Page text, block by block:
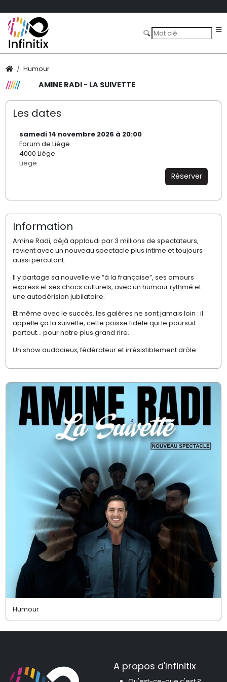
Humour
AMINE RADI - LA SUIVETTE
Les dates
samedi 14 novembre 2026 à 20:00
Forum de Liège
4000 Liège
Liège
Réserver
Information
Amine Radi, déjà applaudi par 3 millions de spectateurs,
revient avec un nouveau spectacle plus intime et toujours
aussi percutant.
Il y partage sa nouvelle vie “à la française”, ses amours
express et ses chocs culturels, avec un humour rythmé et
une autodérision jubilatoire.
Et même avec le succès, les galères ne sont jamais loin : il
appelle ça la suivette, cette poisse fidèle qui le poursuit
partout… pour notre plus grand rire.
Un show audacieux, fédérateur et irrésistiblement drôle.
Humour
A propos d'Infinitix